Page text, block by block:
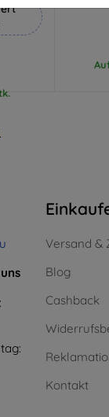
.
Versand &
Blog
Cashback
Kontakt